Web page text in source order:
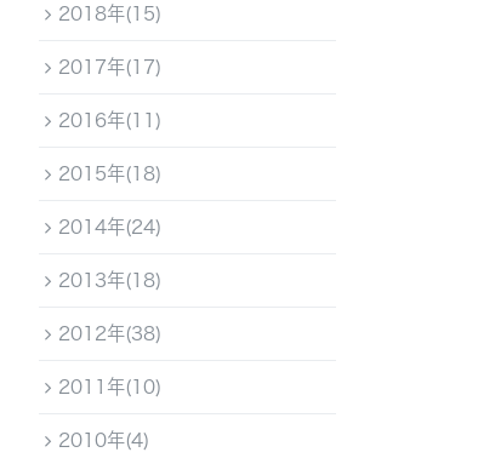
2018年(15)
2017年(17)
2016年(11)
2015年(18)
2014年(24)
2013年(18)
2012年(38)
2011年(10)
2010年(4)